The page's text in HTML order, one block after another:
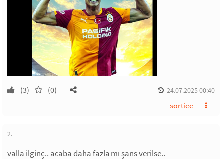
(3) (0) 24.07.2025 00:40
sortiee
2.
valla ilginç.. acaba daha fazla mı şans verilse..